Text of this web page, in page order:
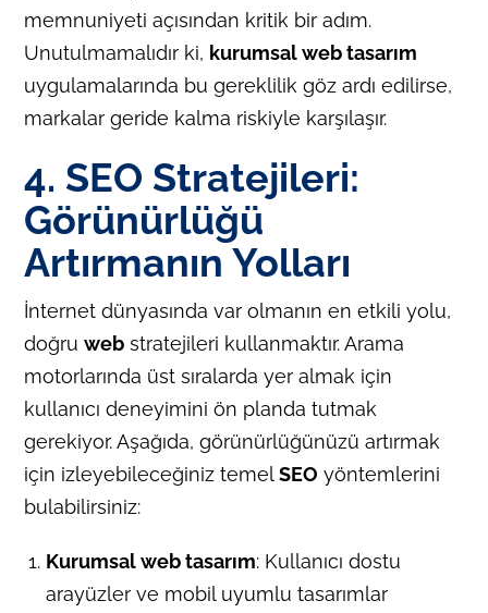
memnuniyeti açısından kritik bir adım.
Unutulmamalıdır ki, kurumsal web tasarım
uygulamalarında bu gereklilik göz ardı edilirse,
markalar geride kalma riskiyle karşılaşır.
4. SEO Stratejileri:
Görünürlüğü
Artırmanın Yolları
İnternet dünyasında var olmanın en etkili yolu,
doğruweb stratejileri kullanmaktır. Arama
motorlarında üst sıralarda yer almak için
kullanıcı deneyimini ön planda tutmak
gerekiyor. Aşağıda, görünürlüğünüzü artırmak
için izleyebileceğiniz temelSEO yöntemlerini
bulabilirsiniz:
Kurumsal web tasarım: Kullanıcı dostu
arayüzler ve mobil uyumlu tasarımlar